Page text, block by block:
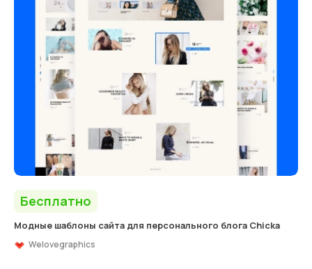
Бесплатно
Модные шаблоны сайта для персонального блога Chicka
Welovegraphics